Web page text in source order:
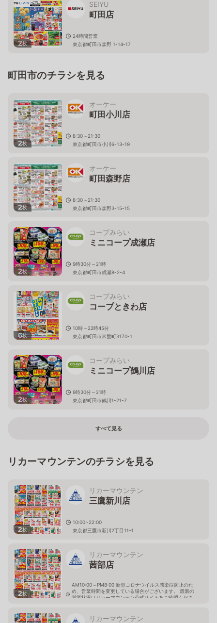
2枚
SEIYU
町田店
24時間営業
東京都町田市森野 1-14-17
町田市のチラシを見る
2枚
オーケー
町田小川店
8:30～21:30
東京都町田市小川6-13-19
2枚
オーケー
町田森野店
8:30～21:30
東京都町田市森野3-15-15
2枚
コープみらい
ミニコープ成瀬店
9時30分～21時
東京都町田市成瀬8-2-4
6枚
コープみらい
コープときわ店
10時～22時45分
東京都町田市常盤町3170-1
2枚
コープみらい
ミニコープ鶴川店
9時30分～21時
東京都町田市鶴川1-21-7
すべて見る
リカーマウンテンのチラシを見る
2枚
リカーマウンテン
三鷹新川店
10:00~22:00
東京都三鷹市新川2丁目11-1
2枚
リカーマウンテン
茜部店
AM10:00～PM8:00 新型コロナウイルス感染症防止のた
め、営業時間を変更している場合がございます。 最新の
営業状況はリカーマウンテン公式サイトをご確認くださ
リカーマウンテン